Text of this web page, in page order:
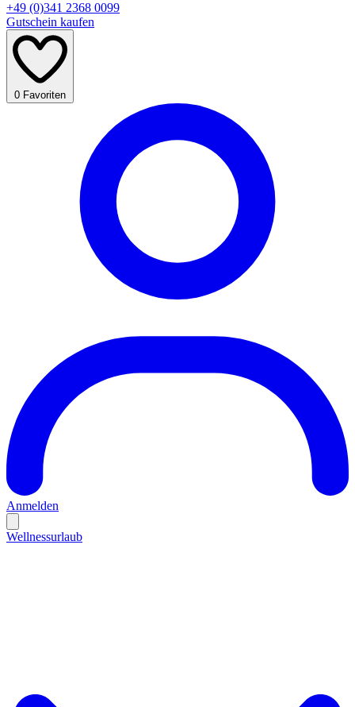
+49 (0)341 2368 0099
Gutschein kaufen
0 Favoriten
Anmelden
Wellnessurlaub